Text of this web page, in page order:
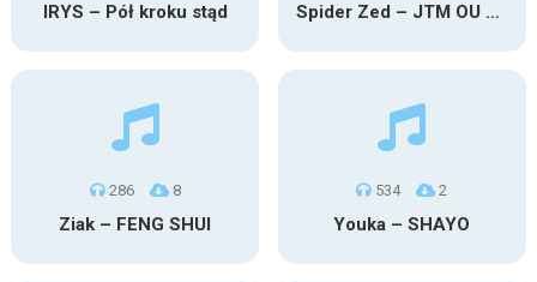
IRYS – Pół kroku stąd Spider Zed – JTM OU TG
286 8
Ziak – FENG SHUI
534 2
Youka – SHAYO